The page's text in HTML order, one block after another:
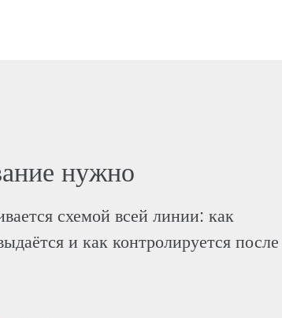
нужно
схемой всей линии: как
и как контролируется после